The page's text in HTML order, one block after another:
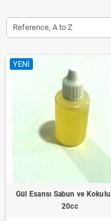
Reference, A to Z
YENI
Gül Esansı Sabun ve
20cc